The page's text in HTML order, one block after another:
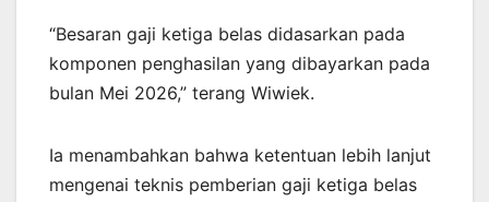
“Besaran gaji ketiga belas didasarkan pada
komponen penghasilan yang dibayarkan pada
bulan Mei 2026,” terang Wiwiek.
Ia menambahkan bahwa ketentuan lebih lanjut
mengenai teknis pemberian gaji ketiga belas